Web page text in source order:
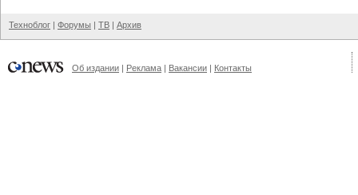
Техноблог | Форумы | ТВ | Архив
Об издании | Реклама | Вакансии | Контакты